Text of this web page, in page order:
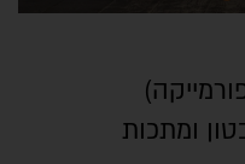
ומתכות